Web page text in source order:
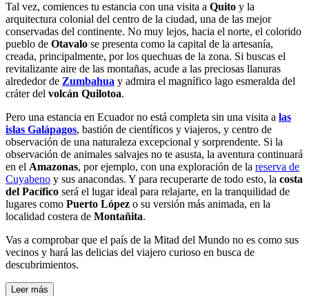
Tal vez, comiences tu estancia con una visita a Quito y la
arquitectura colonial del centro de la ciudad, una de las mejor
conservadas del continente. No muy lejos, hacia el norte, el colorido
pueblo de Otavalo se presenta como la capital de la artesanía,
creada, principalmente, por los quechuas de la zona. Si buscas el
revitalizante aire de las montañas, acude a las preciosas llanuras
alrededor de Zumbahua y admira el magnífico lago esmeralda del
cráter del volcán Quilotoa.
Pero una estancia en Ecuador no está completa sin una visita a las
islas Galápagos, bastión de científicos y viajeros, y centro de
observación de una naturaleza excepcional y sorprendente. Si la
observación de animales salvajes no te asusta, la aventura continuará
en el Amazonas, por ejemplo, con una exploración de la reserva de
Cuyabeno y sus anacondas. Y para recuperarte de todo esto, la costa
del Pacífico será el lugar ideal para relajarte, en la tranquilidad de
lugares como Puerto López o su versión más animada, en la
localidad costera de Montañita.
Vas a comprobar que el país de la Mitad del Mundo no es como sus
vecinos y hará las delicias del viajero curioso en busca de
descubrimientos.
Leer más